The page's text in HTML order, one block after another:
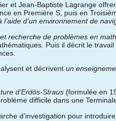
et Jean-Baptiste Lagrange
en Première S, puis en
d’un environnement de
recherche de problèmes en
Puis il décrit le
et décrivent un
d’Erdös-Straus (formulée en
difficile dans une
d’investigation pour